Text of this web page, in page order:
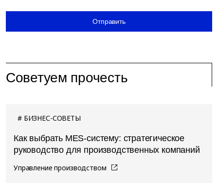
Отправить
Советуем прочесть
БИЗНЕС-СОВЕТЫ
Как выбрать MES-систему: стратегическое
руководство для производственных компаний
Управление производством